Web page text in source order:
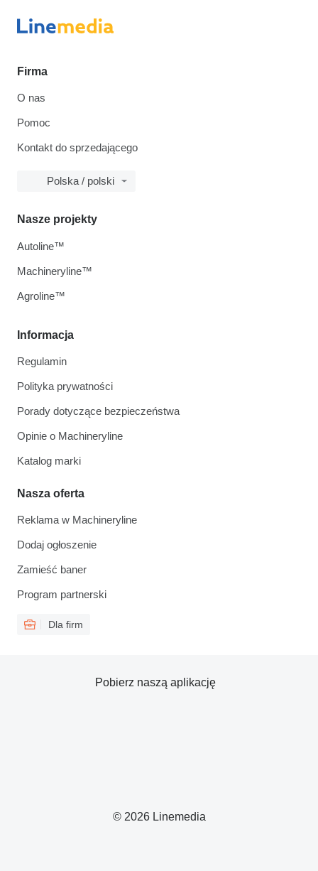
Firma
O nas
Pomoc
Kontakt do sprzedającego
Polska / polski
Informacja
Regulamin
Polityka prywatności
Porady dotyczące bezpieczeństwa
Opinie o Machineryline
Katalog marki
Nasza oferta
Reklama w Machineryline
Dodaj ogłoszenie
Zamieść baner
Program partnerski
Dla firm
Nasze projekty
Autoline™
Machineryline™
Agroline™
© 2026 Linemedia
Pobierz naszą aplikację